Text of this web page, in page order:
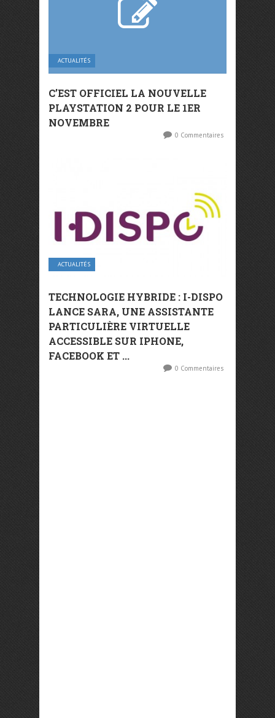
ACTUALITÉS
C’EST OFFICIEL LA NOUVELLE
PLAYSTATION 2 POUR LE 1ER
NOVEMBRE
0 Commentaires
ACTUALITÉS
TECHNOLOGIE HYBRIDE : I-DISPO
LANCE SARA, UNE ASSISTANTE
PARTICULIÈRE VIRTUELLE
ACCESSIBLE SUR IPHONE,
FACEBOOK ET ...
0 Commentaires